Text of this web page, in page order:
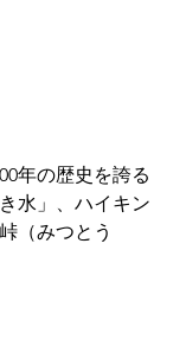
年の歴史を誇る
水」、ハイキン
（みつとう